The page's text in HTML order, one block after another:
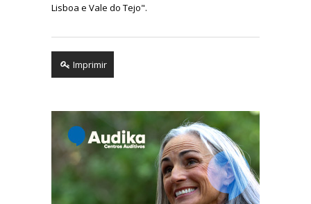
Lisboa e Vale do Tejo".
Imprimir